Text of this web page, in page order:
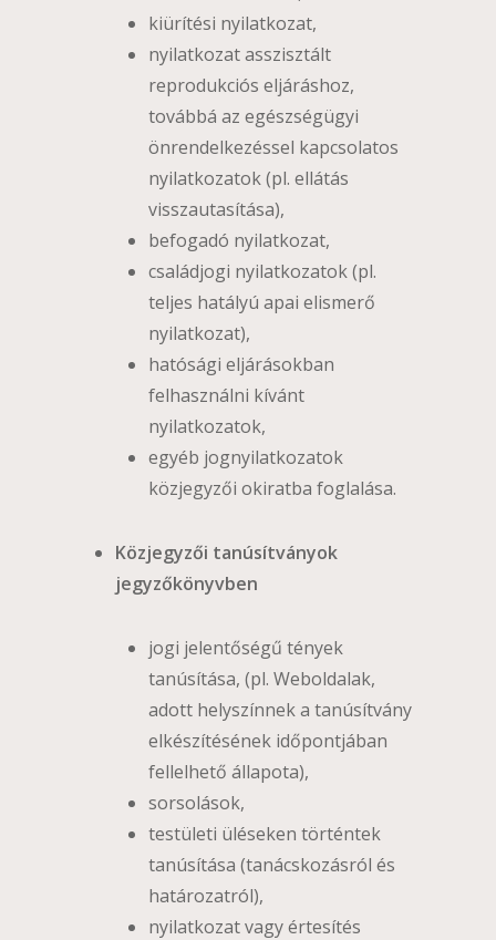
kiürítési nyilatkozat,
nyilatkozat asszisztált
reprodukciós eljáráshoz,
továbbá az egészségügyi
önrendelkezéssel kapcsolatos
nyilatkozatok (pl. ellátás
visszautasítása),
befogadó nyilatkozat,
családjogi nyilatkozatok (pl.
teljes hatályú apai elismerő
nyilatkozat),
hatósági eljárásokban
felhasználni kívánt
nyilatkozatok,
egyéb jognyilatkozatok
közjegyzői okiratba foglalása.
Közjegyzői tanúsítványok
jegyzőkönyvben
jogi jelentőségű tények
tanúsítása, (pl. Weboldalak,
adott helyszínnek a tanúsítvány
elkészítésének időpontjában
fellelhető állapota),
sorsolások,
testületi üléseken történtek
tanúsítása (tanácskozásról és
határozatról),
nyilatkozat vagy értesítés